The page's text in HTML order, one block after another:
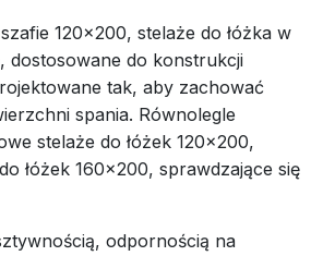
120x200, stelaże do łóżka w
dostosowane do konstrukcji
tak, aby zachować
spania. Równolegle
stelaże do łóżek 120x200,
łóżek 160x200, sprawdzające się
odpornością na